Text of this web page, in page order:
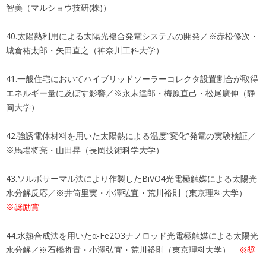
智美（マルショウ技研(株)）
40.太陽熱利用による太陽光複合発電システムの開発／※赤松修次・
城倉祐太郎・矢田直之（神奈川工科大学）
41.一般住宅においてハイブリッドソーラーコレクタ設置割合が取得
エネルギー量に及ぼす影響／※永末達郎・梅原直己・松尾廣伸（静
岡大学）
42.強誘電体材料を用いた太陽熱による温度”変化”発電の実験検証／
※馬場将亮・山田昇（長岡技術科学大学）
43.ソルボサーマル法により作製したBiVO4光電極触媒による太陽光
水分解反応／※井筒里実・小澤弘宜・荒川裕則（東京理科大学）
※奨励賞
44.水熱合成法を用いたα-Fe2O3ナノロッド光電極触媒による太陽光
水分解／※石橋将貴・小澤弘宜・荒川裕則（東京理科大学）
※奨